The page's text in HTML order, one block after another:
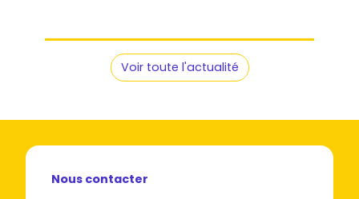
Voir toute l'actualité
Nous contacter